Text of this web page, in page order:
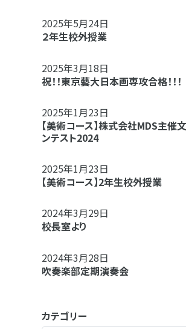
2025年5月24日
２年生校外授業
2025年3月18日
祝！！東京藝大日本画専攻合格！！！
2025年1月23日
【美術コース】株式会社MDS主催
ンテスト2024
2025年1月23日
【美術コース】2年生校外授業
2024年3月29日
校長室より
2024年3月28日
吹奏楽部定期演奏会
カテゴリー